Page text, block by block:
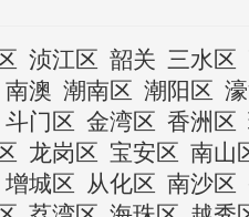
浈江区 韶关 三水区
南澳 潮南区 潮阳区
斗门区 金湾区 香洲区
龙岗区 宝安区 南山
增城区 从化区 南沙区